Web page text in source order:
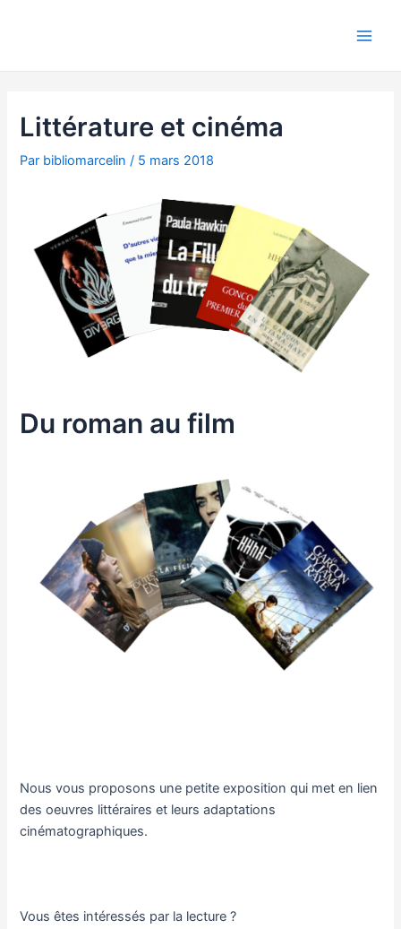
Littérature et cinéma
Par bibliomarcelin/ 5 mars 2018
Du roman au film
Nous vous proposons une petite exposition qui met en lien
des oeuvres littéraires et leurs adaptations
cinématographiques.
Vous êtes intéressés par la lecture ?